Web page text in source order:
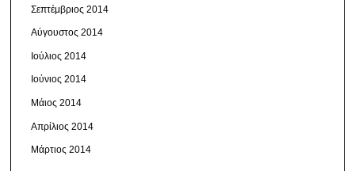
Σεπτέμβριος 2014
Αύγουστος 2014
Ιούλιος 2014
Ιούνιος 2014
Μάιος 2014
Απρίλιος 2014
Μάρτιος 2014